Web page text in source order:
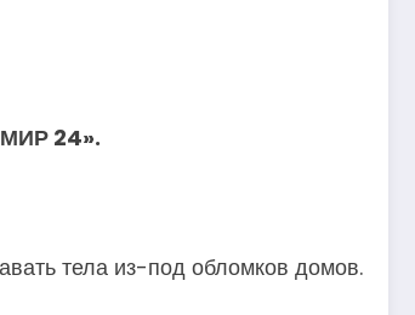
24».
тела из-под обломков домов.